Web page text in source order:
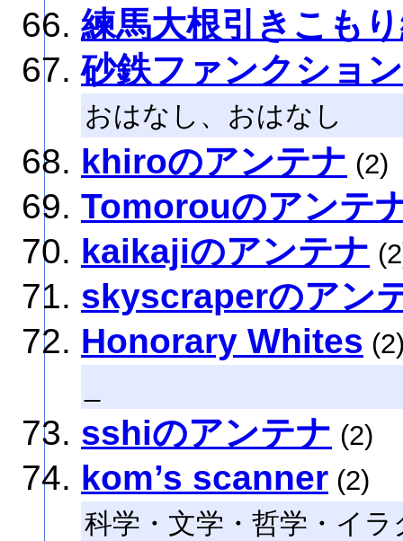
練馬大根引きこも
砂鉄ファンクション
おはなし、おはなし
khiroのアンテナ (2)
Tomorouのアンテ
kaikajiのアンテナ
skyscraperのアン
Honorary Whites
sshiのアンテナ (2)
kom’s scanner (2)
科学・文学・哲学・イ